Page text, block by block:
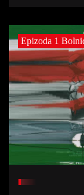
Epizoda 1